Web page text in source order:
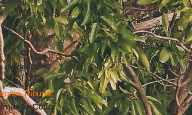
de não ser aquela
o poder
de decisão?
Tribunal
Collor,